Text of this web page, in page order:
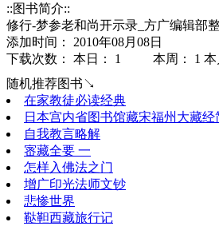
::图书简介::
修行-梦参老和尚开示录_方广编辑部
添加时间： 2010年08月08日
下载次数： 本日： 1 本周： 1 本
随机推荐图书↘
在家教徒必读经典
日本宫内省图书馆藏宋福州大藏经
自我教言略解
宻藏全要 一
怎样入佛法之门
增广印光法师文钞
悲惨世界
鞑靼西藏旅行记